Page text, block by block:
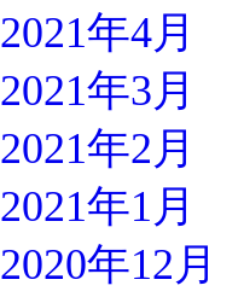
2021年4月
2021年3月
2021年2月
2021年1月
2020年12月